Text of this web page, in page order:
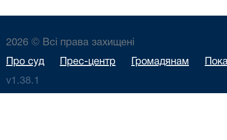
2026 © Всі права захищені
Про суд Прес-центр Громадянам
v1.38.1